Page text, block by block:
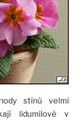
stínů velmi
lidumilové v